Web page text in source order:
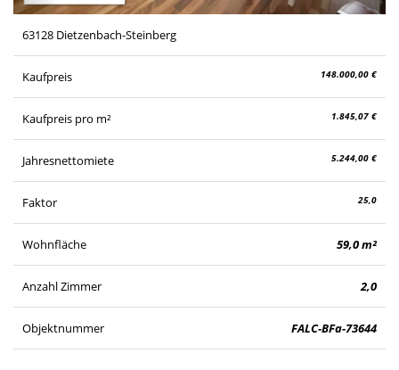
63128 Dietzenbach-Steinberg
Kaufpreis 148.000,00 €
Kaufpreis pro m² 1.845,07 €
Jahresnettomiete 5.244,00 €
Faktor 25,0
Wohnfläche 59,0 m²
Anzahl Zimmer 2,0
Objektnummer FALC-BFa-73644